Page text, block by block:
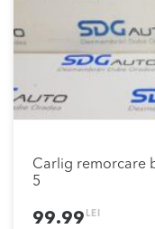
Carlig remorcare
5
99.99 LEI